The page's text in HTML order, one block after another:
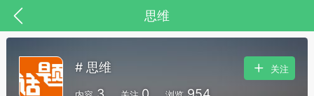
思维
# 思维 关注